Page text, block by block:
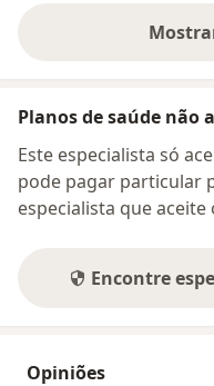
Planos de saúde não
Este especialista só
pode pagar particular
especialista que
Encontre
Opiniões